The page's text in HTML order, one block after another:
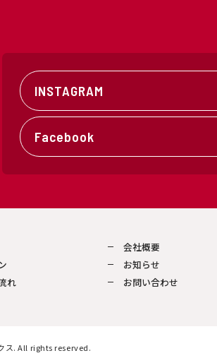
INSTAGRAM
Facebook
れ
会社概要
お知らせ
お問い合わせ
ス. All rights reserved.